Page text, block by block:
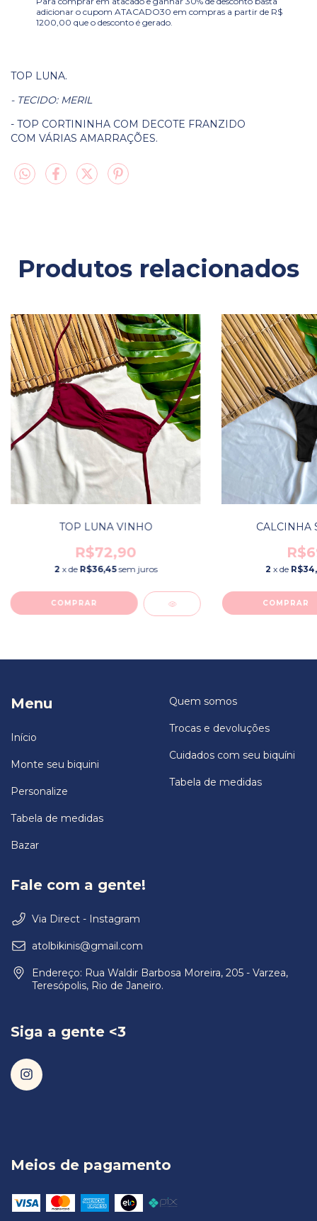
adicionar o cupom ATACADO30 em compras a partir de R$
1200,00 que o desconto é gerado.
TOP LUNA.
- TECIDO: MERIL
- TOP CORTININHA COM DECOTE FRANZIDO
COM VÁRIAS AMARRAÇÕES.
Produtos relacionados
TOP LUNA VINHO
R$72,90
2 x de R$36,45 sem juros
COMPRAR
CALCINHA
2 x de
COMPRAR
Menu
Início
Monte seu biquini
Personalize
Tabela de medidas
Bazar
Quem somos
Trocas e devoluções
Cuidados com seu biquíni
Tabela de medidas
Fale com a gente!
Via Direct - Instagram
atolbikinis@gmail.com
Endereço: Rua Waldir Barbosa Moreira, 205 - Varzea,
Teresópolis, Rio de Janeiro.
Siga a gente <3
Meios de pagamento